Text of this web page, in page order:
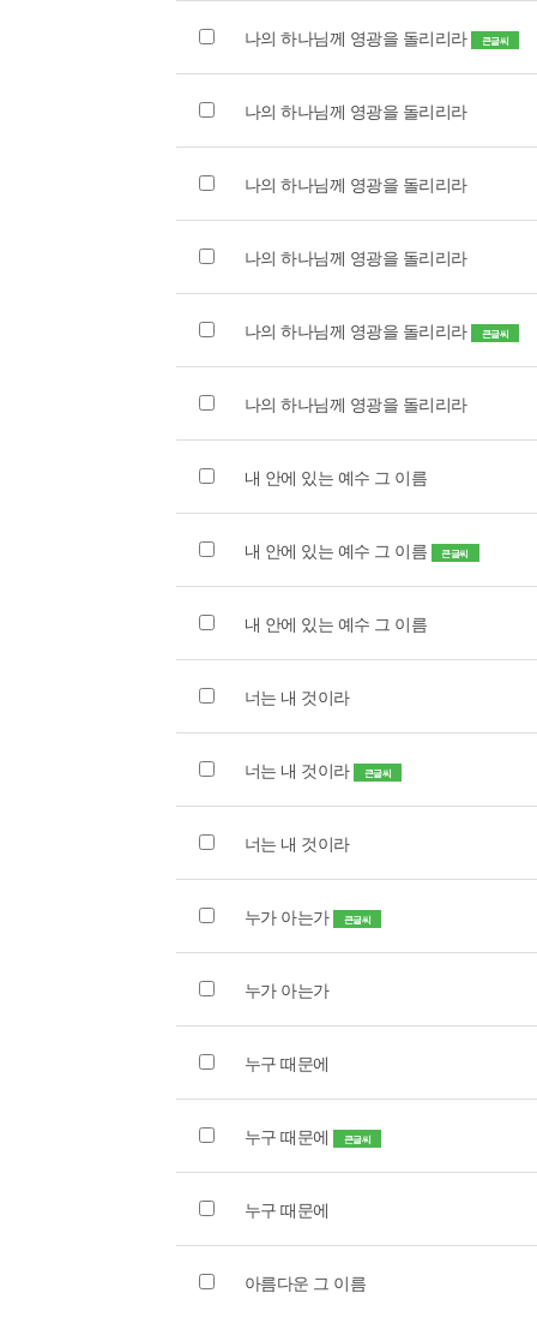
나의 하나님께 영광을 돌리리라 큰글씨
나의 하나님께 영광을 돌리리라
나의 하나님께 영광을 돌리리라
나의 하나님께 영광을 돌리리라
나의 하나님께 영광을 돌리리라 큰글씨
나의 하나님께 영광을 돌리리라
내 안에 있는 예수 그 이름
내 안에 있는 예수 그 이름 큰글씨
내 안에 있는 예수 그 이름
너는 내 것이라
너는 내 것이라 큰글씨
너는 내 것이라
누가 아는가 큰글씨
누가 아는가
누구 때문에
누구 때문에 큰글씨
누구 때문에
아름다운 그 이름